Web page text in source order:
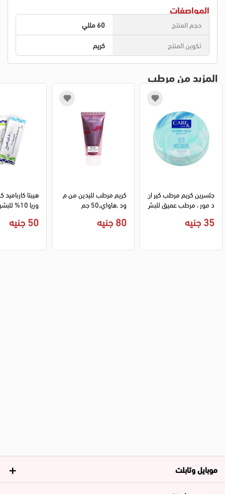
المواصفات
حجم المنتج
60 مللي
تكوين المنتج
كريم
المزيد من مرطب
جلسرين كريم مرطب كير ان
د مور ، مرطب عميق للبش
35 جنيه
كريم مرطب لليدين من م
ود ,هاواي,50 جم
80 جنيه
هيبتا
وريا 10%
50 جنيه
موبايل وتابلت